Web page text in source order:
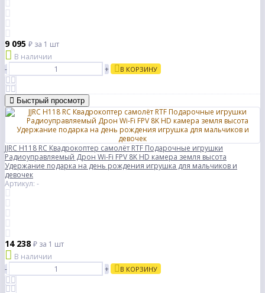
9 095 ₽ за 1 шт
В наличии
-
+ В КОРЗИНУ
Быстрый просмотр
JJRC H118 RC Квадрокоптер самолёт RTF Подарочные игрушки
Радиоуправляемый Дрон Wi-Fi FPV 8K HD камера земля высота
Удержание подарка на день рождения игрушка для мальчиков и
девочек
Артикул: -
14 238 ₽ за 1 шт
В наличии
-
+ В КОРЗИНУ